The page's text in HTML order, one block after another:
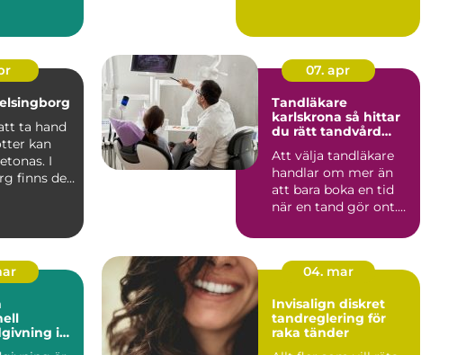
ta hand
kan
I
finns det
07. apr
Tandläkare
karlskrona så hittar
du rätt tandvård
Att välja tandläkare
handlar om mer än
att bara boka en tid
när en tand gör ont.
i
04. mar
Invisalign diskret
tandreglering för
raka tänder